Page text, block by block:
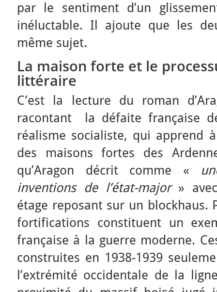
par le sentiment d’un
inéluctable. Il ajoute que les
même sujet.
La maison forte et le
littéraire
C’est la lecture du roman
racontant la défaite française
réalisme socialiste, qui apprend à
des maisons fortes des
qu’Aragon décrit comme «
inventions de l’état-major»
étage reposant sur un blockhaus.
fortifications constituent un
française à la guerre moderne.
construites en 1938-1939
l’extrémité occidentale de la